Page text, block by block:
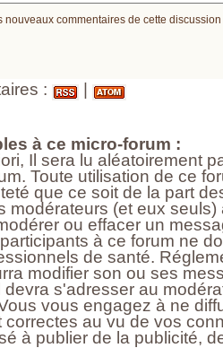
nouveaux commentaires de cette
: |
à ce micro-forum :
Il sera lu aléatoirement
Toute utilisation de ce
que ce soit de la part
modérateurs (et eux
ou effacer un
à ce forum ne
de santé.
modifier son ou ses
devra s'adresser au
vous engagez à ne
correctes au vu de vos
à publier de la publicité,